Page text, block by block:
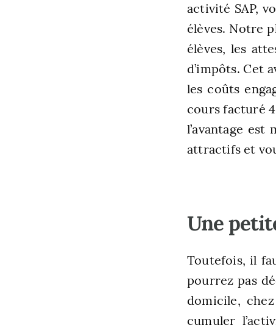
activité SAP,
élèves. Notre
élèves, les
d’impôts. Cet
les coûts
cours facturé
l’avantage
attractifs et
Une
Toutefois, il
pourrez pas
domicile,
cumuler